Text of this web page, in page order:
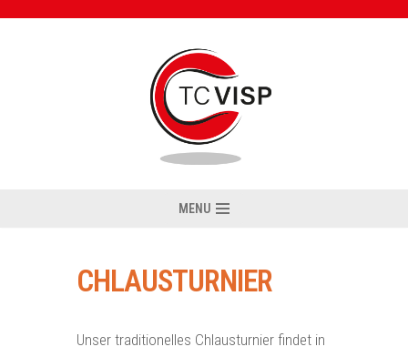
MENU
CHLAUSTURNIER
Unser traditionelles Chlausturnier findet in